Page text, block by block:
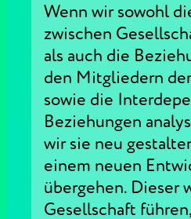
Wenn wir sowohl
zwischen
als auch die
den Mitgliedern
sowie die
Beziehungen
wir sie neu
einem neuen
übergehen. Dieser
Gesellschaft